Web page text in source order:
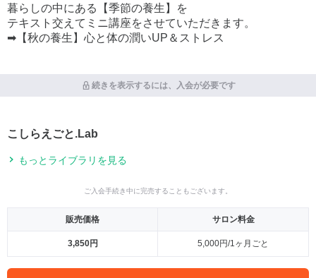
暮らしの中にある【季節の養生】を
テキスト交えてミニ講座をさせていただきます。
➡【秋の養生】心と体の潤いUP＆ストレス
続きを表示するには、入会が必要です
こしらえごと.Lab
もっとライブラリを見る
ご入会手続き中に完売することもございます。
販売価格 サロン料金
3,850円 5,000円/1ヶ月ごと